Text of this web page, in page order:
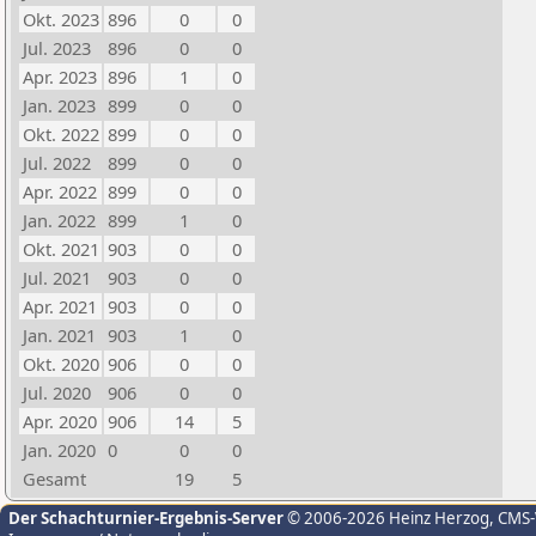
Okt. 2023 896 0
0
Jul. 2023
896 0
0
Apr. 2023 896 1
0
Jan. 2023 899 0
0
Okt. 2022 899 0
0
Jul. 2022
899 0
0
Apr. 2022 899 0
0
Jan. 2022 899 1
0
Okt. 2021 903 0
0
Jul. 2021
903 0
0
Apr. 2021 903 0
0
Jan. 2021 903 1
0
Okt. 2020 906 0
0
Jul. 2020
906 0
0
Apr. 2020 906 14
5
Jan. 2020 0 0
0
Gesamt
19 5
Der Schachturnier-Ergebnis-Server© 2006-2026 Heinz Herzog,